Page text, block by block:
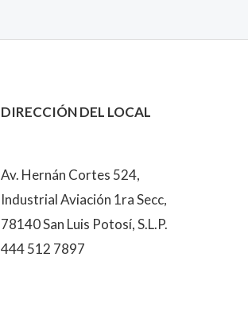
DIRECCIÓN DEL LOCAL
Av. Hernán Cortes 524,
Industrial Aviación 1ra Secc,
78140 San Luis Potosí, S.L.P.
444 512 7897